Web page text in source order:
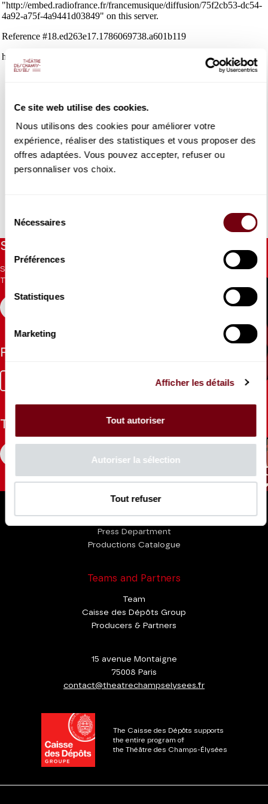
Ce site web utilise des cookies.
Nous utilisons des cookies pour améliorer votre
expérience, réaliser des statistiques et vous proposer des
offres adaptées. Vous pouvez accepter, refuser ou
personnaliser vos choix.
consentement
Nécessaires
Préférences
Statistiques
Marketing
Afficher les détails
Tout autoriser
Autoriser la sélection
Tout refuser
QUATUOR DIOTIMA
30 ans et pas une ride ! L'année 2026 marquera le trentième
anniversaire du Quatuor Diotima, qui s'est autant illustré dans
Stay informed
Sign up for the newsletter to receive updates from the
Theatre.
Follow us
Professional Space
Teachers
Press Department
Productions Catalogue
Teams and Partners
Team
Caisse des Dépôts Group
Producers & Partners
15 avenue Montaigne
75008 Paris
contact@theatrechampselysees.fr
The Caisse des Dépôts supports
the entire program of
the Théâtre des Champs-Élysées